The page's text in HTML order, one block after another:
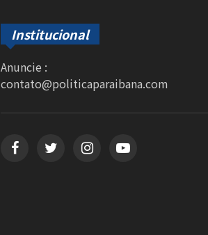
Institucional
Anuncie :
contato@politicaparaibana.com